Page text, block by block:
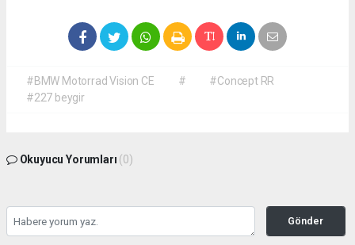
#BMW Motorrad Vision CE #
#Concept RR
#227 beygir
Okuyucu Yorumları (0)
Gönder